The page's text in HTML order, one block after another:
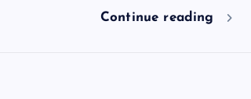
Continue reading